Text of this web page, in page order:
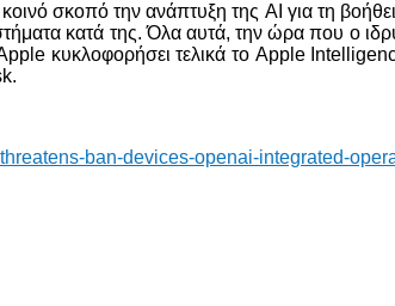
σκοπό την ανάπτυξη της AI για τη
κατά της. Όλα αυτά, την ώρα που ο
κυκλοφορήσει τελικά το Apple
ban-devices-openai-integrated-